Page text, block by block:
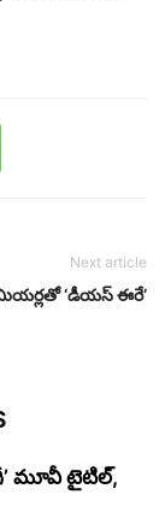
Next article
‘డీయస్ ఈరే’
మూవీ టైటిల్,